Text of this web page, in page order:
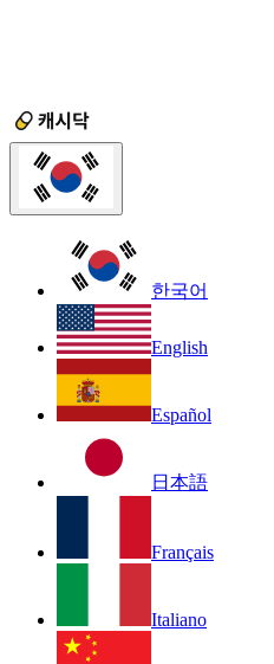
한국어
English
Español
日本語
Français
Italiano